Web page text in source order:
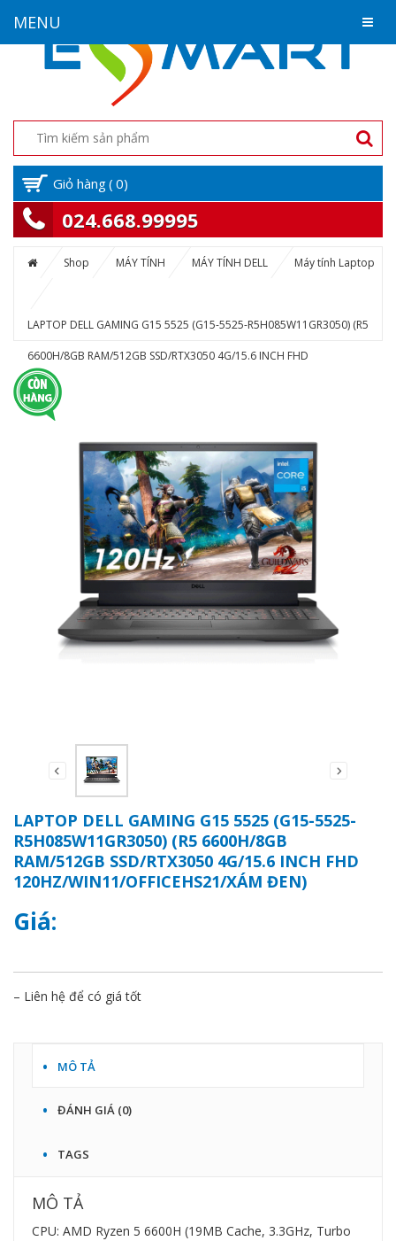
Giỏ hàng( 0)
024.668.99995
MENU
Shop MÁY TÍNH MÁY TÍNH DELL Máy tính Laptop
LAPTOP DELL GAMING G15 5525 (G15-5525-R5H085W11GR3050) (R5
6600H/8GB RAM/512GB SSD/RTX3050 4G/15.6 INCH FHD
120HZ/WIN11/OFFICEHS21/XÁM ĐEN)
LAPTOP DELL GAMING G15 5525 (G15-5525-
R5H085W11GR3050) (R5 6600H/8GB
RAM/512GB SSD/RTX3050 4G/15.6 INCH FHD
120HZ/WIN11/OFFICEHS21/XÁM ĐEN)
Giá:
– Liên hệ để có giá tốt
MÔ TẢ
ĐÁNH GIÁ (0)
TAGS
MÔ TẢ
CPU: AMD Ryzen 5 6600H (19MB Cache, 3.3GHz, Turbo